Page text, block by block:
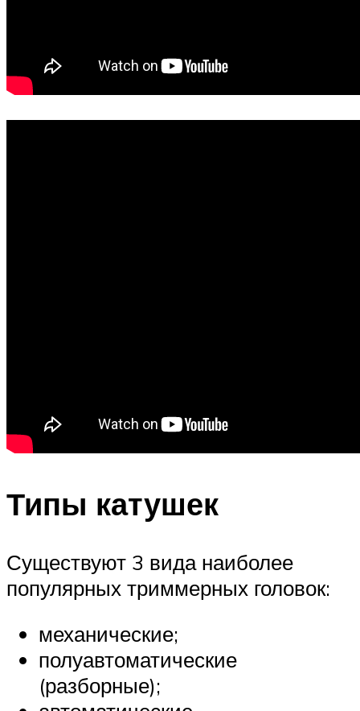
Типы катушек
Существуют 3 вида наиболее
популярных триммерных головок:
механические;
полуавтоматические
(разборные);